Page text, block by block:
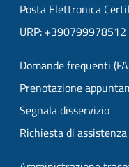
Posta Elettronica
URP: +390799978512
Domande frequenti
Prenotazione
Segnala disservizio
Richiesta di assistenza